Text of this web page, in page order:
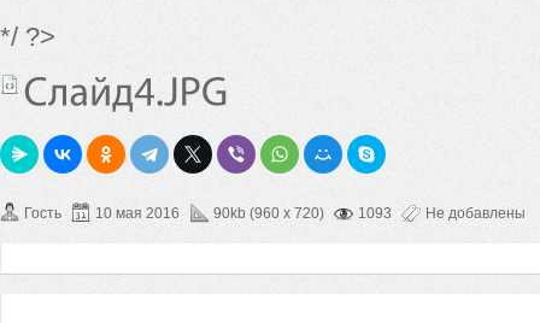
*/ ?>
Гость 10 мая 2016 90kb (960 x 720) 1093 Не добавлены